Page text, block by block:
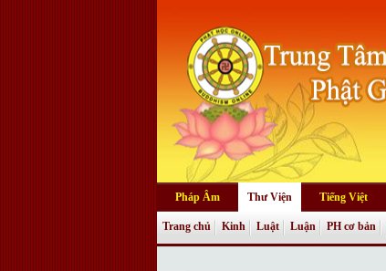
Pháp Âm Thư Viện Tiếng Việt
Trang chủ Kinh Luật Luận PH cơ bản